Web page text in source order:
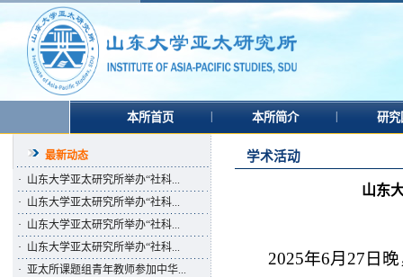
本所首页 本所简介 研
最新动态
· 山东大学亚太研究所举办“社科...
· 山东大学亚太研究所举办“社科...
· 山东大学亚太研究所举办“社科...
· 山东大学亚太研究所举办“社科...
· 亚太所课题组青年教师参加中华...
学术活动
山东
2025年6月27日